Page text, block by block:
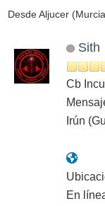
Desde Aljucer
Sith
Cb
Irún
En